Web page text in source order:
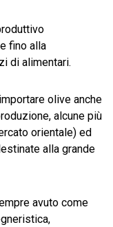
fino alla
di alimentari.
olive anche
alcune più
orientale) ed
alla grande
avuto come